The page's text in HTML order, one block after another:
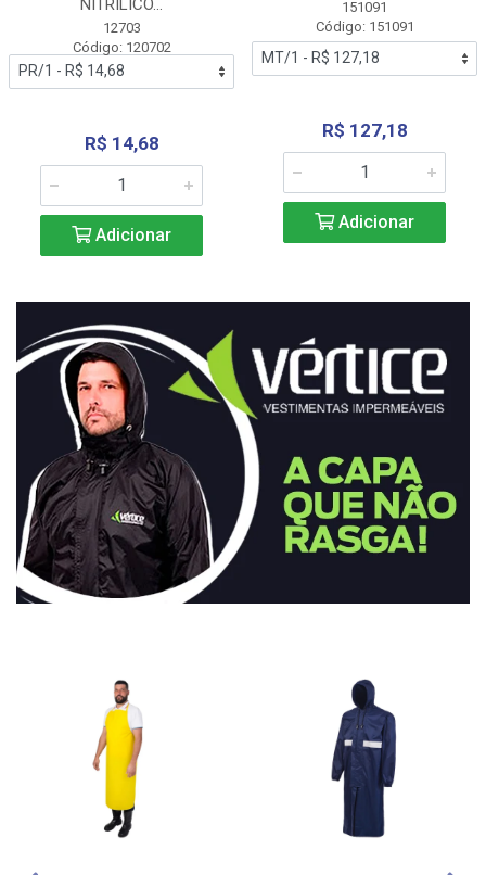
NITRÍLICO...
12703
Código: 120702
R$ 14,68
Adicionar
151091
Código: 151091
R$ 127,18
Adicionar